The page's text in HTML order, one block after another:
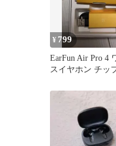
¥ 799
EarFun Air Pro 4
スイヤホン チッ